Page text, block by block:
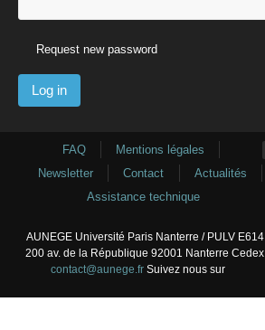
Request new password
FAQ
Mentions légales
Newsletter
Contact
Actualités
Assistance technique
AUNEGE Université Paris Nanterre / PULV E614
200 av. de la République 92001 Nanterre Cedex
contact@aunege.frSuivez nous sur